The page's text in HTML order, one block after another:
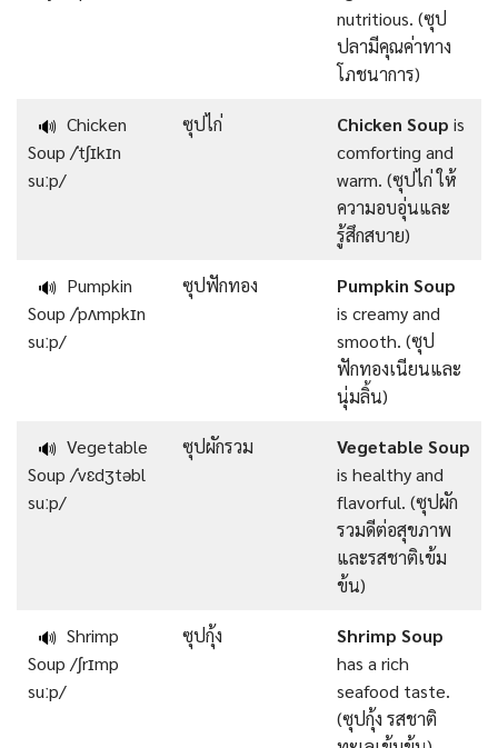
nutritious. (ซุป
ปลามีคุณค่าทาง
โภชนาการ)
🔊 Chicken
Soup /ˈtʃɪkɪn
suːp/
ซุปไก่ Chicken Soup is
comforting and
warm. (ซุปไก่ ให้
ความอบอุ่นและ
รู้สึกสบาย)
🔊 Pumpkin
Soup /ˈpʌmpkɪn
suːp/
ซุปฟักทอง
Pumpkin Soup
is creamy and
smooth. (ซุป
ฟักทองเนียนและ
นุ่มลิ้น)
🔊 Vegetable
Soup /ˈvɛdʒtəbl
suːp/
ซุปผักรวม
Vegetable Soup
is healthy and
flavorful. (ซุปผัก
รวมดีต่อสุขภาพ
และรสชาติเข้ม
ข้น)
🔊 Shrimp
Soup /ʃrɪmp
suːp/
ซุปกุ้ง
Shrimp Soup
has a rich
seafood taste.
(ซุปกุ้ง รสชาติ